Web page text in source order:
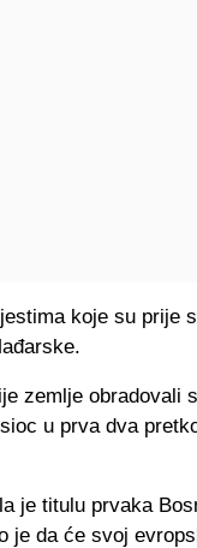
koje su prije
zemlje obradovali
u prva dva
je titulu prvaka
je da će svoj